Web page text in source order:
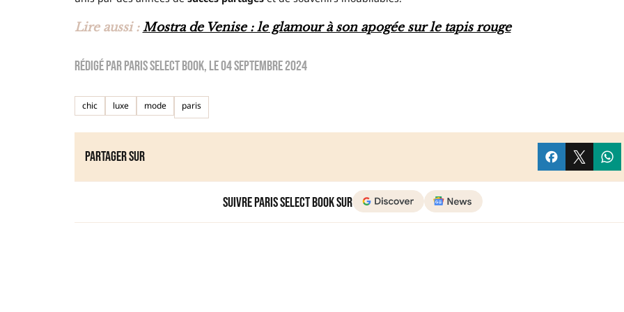
Lire aussi :Mostra de Venise : le glamour à son apogée sur le tapis rouge
Rédigé parParis Select Book, le04 septembre 2024
chic luxe mode paris
Partager sur
Suivre Paris Select Book sur